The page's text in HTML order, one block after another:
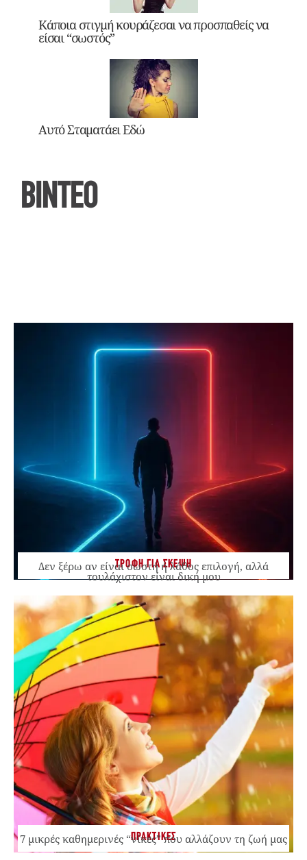
Κάποια στιγμή κουράζεσαι να προσπαθείς να
είσαι “σωστός”
Αυτό Σταματάει Εδώ
ΒΙΝΤΕΟ
ΤΡΟΦΗ ΓΙΑ ΣΚΕΨΗ
Δεν ξέρω αν είναι σωστή ή λάθος επιλογή, αλλά
τουλάχιστον είναι δική μου
ΠΡΑΚΤΙΚΕΣ
7 μικρές καθημερινές “νίκες” που αλλάζουν τη ζωή μας